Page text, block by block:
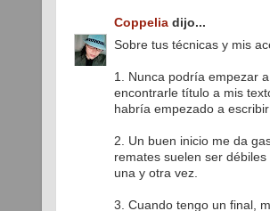
Coppelia dijo...
Sobre tus técnicas y mis
1. Nunca podría empezar
encontrarle título a mis
habría empezado a
2. Un buen inicio me da
remates suelen ser
una y otra vez.
3. Cuando tengo un final,